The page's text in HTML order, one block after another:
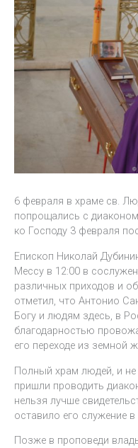
6 февраля в храме св.
попрощались с
ко Господу 3 февраля
Епископ Николай
Мессу в 12:00 в
различных приходов и
отметил, что Антонио
Богу и людям здесь, в
благодарностью
его переходе из земной
Полный храм людей, и
пришли проводить
нельзя лучше
оставило его служение
Позже в проповеди